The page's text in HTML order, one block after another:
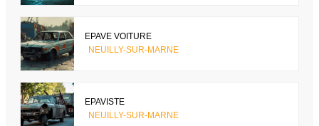
EPAVE VOITURE
NEUILLY-SUR-MARNE
EPAVISTE
NEUILLY-SUR-MARNE